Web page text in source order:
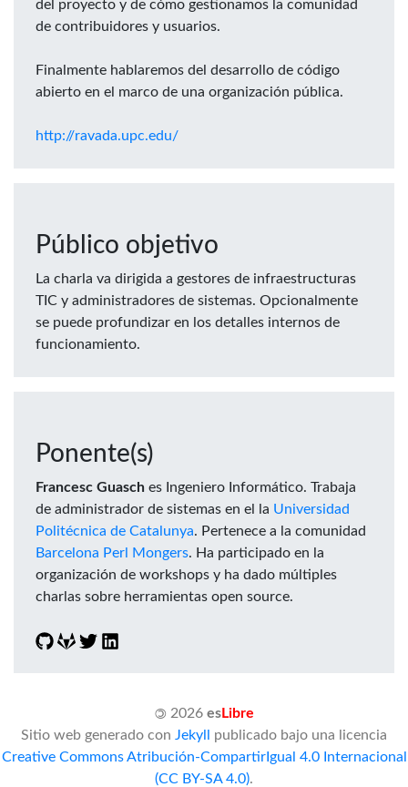
del proyecto y de cómo gestionamos la comunidad
de contribuidores y usuarios.
Finalmente hablaremos del desarrollo de código
abierto en el marco de una organización pública.
http://ravada.upc.edu/
Público objetivo
La charla va dirigida a gestores de infraestructuras
TIC y administradores de sistemas. Opcionalmente
se puede profundizar en los detalles internos de
funcionamiento.
Ponente(s)
Francesc Guasch es Ingeniero Informático. Trabaja
de administrador de sistemas en el la Universidad
Politécnica de Catalunya. Pertenece a la comunidad
Barcelona Perl Mongers. Ha participado en la
organización de workshops y ha dado múltiples
charlas sobre herramientas open source.
© 2026 esLibre
Sitio web generado con Jekyll
publicado bajo una licencia
Creative Commons Atribución-CompartirIgual 4.0 Internacional
(CC BY-SA 4.0).